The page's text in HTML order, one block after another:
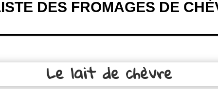
DES FROMAGES DE
Le lait de chèvre